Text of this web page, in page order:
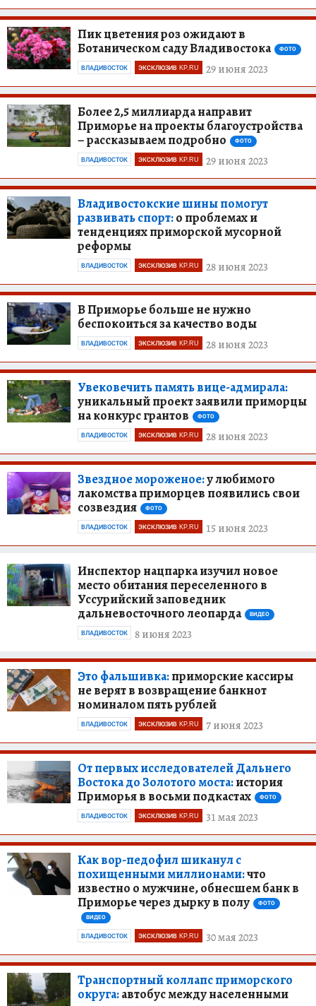
Пик цветения роз ожидают в
Ботаническом саду Владивостока
ФОТО
29 июня 2023
ВЛАДИВОСТОК ЭКСКЛЮЗИВ KP.RU
Более 2,5 миллиарда направит
Приморье на проекты благоустройства
– рассказываем подробно
ФОТО
29 июня 2023
ВЛАДИВОСТОК ЭКСКЛЮЗИВ KP.RU
Владивостокские шины помогут
развивать спорт:о проблемах и
тенденциях приморской мусорной
реформы
28 июня 2023
ВЛАДИВОСТОК ЭКСКЛЮЗИВ KP.RU
В Приморье больше не нужно
беспокоиться за качество воды
28 июня 2023
ВЛАДИВОСТОК ЭКСКЛЮЗИВ KP.RU
Увековечить память вице-адмирала:
уникальный проект заявили приморцы
на конкурс грантов
ФОТО
28 июня 2023
ВЛАДИВОСТОК ЭКСКЛЮЗИВ KP.RU
Звездное мороженое:у любимого
лакомства приморцев появились свои
созвездия
ФОТО
15 июня 2023
ВЛАДИВОСТОК ЭКСКЛЮЗИВ KP.RU
Инспектор нацпарка изучил новое
место обитания переселенного в
Уссурийский заповедник
дальневосточного леопарда
ВИДЕО
8 июня 2023
ВЛАДИВОСТОК
Это фальшивка:приморские кассиры
не верят в возвращение банкнот
номиналом пять рублей
7 июня 2023
ВЛАДИВОСТОК ЭКСКЛЮЗИВ KP.RU
От первых исследователей Дальнего
Востока до Золотого моста:история
Приморья в восьми подкастах
ФОТО
31 мая 2023
ВЛАДИВОСТОК ЭКСКЛЮЗИВ KP.RU
Как вор-педофил шиканул с
похищенными миллионами:что
известно о мужчине, обнесшем банк в
Приморье через дырку в полу
ФОТО
ВИДЕО
30 мая 2023
ВЛАДИВОСТОК ЭКСКЛЮЗИВ KP.RU
Транспортный коллапс приморского
округа:автобус между населенными